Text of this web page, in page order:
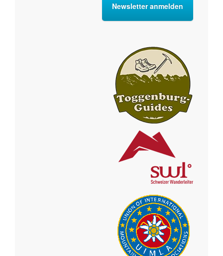
Newsletter anmelden